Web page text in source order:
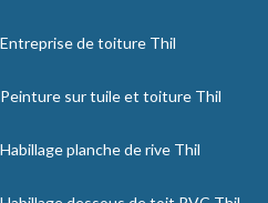
Entreprise de toiture Thil
Peinture sur tuile et toiture Thil
Habillage planche de rive Thil